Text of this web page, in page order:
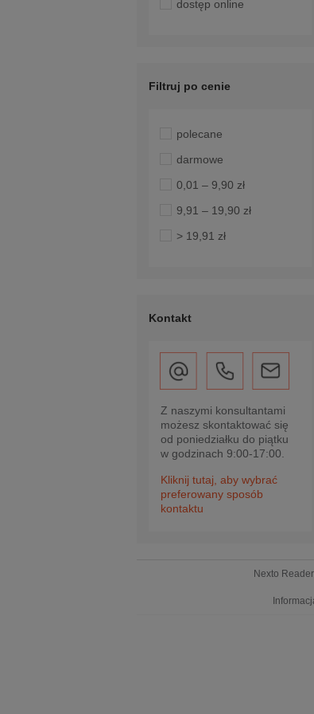
dostęp online
Filtruj po cenie
polecane
darmowe
0,01 – 9,90 zł
9,91 – 19,90 zł
> 19,91 zł
Kontakt
Z naszymi konsultantami
możesz skontaktować się
od poniedziałku do piątku
w godzinach 9:00-17:00.
Kliknij tutaj, aby wybrać
preferowany sposób
kontaktu
Nexto Reader